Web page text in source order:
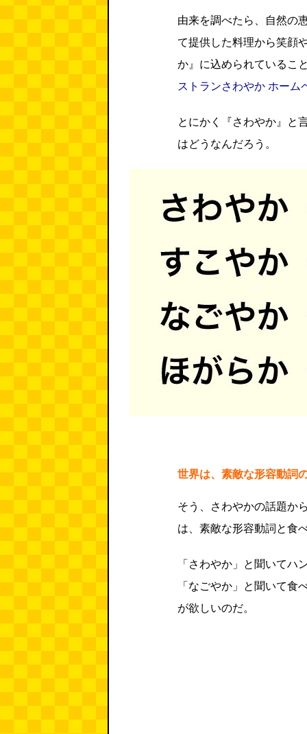
由来を調べたら、自然の
て提供した料理から笑顔
か』に込められているこ
ストランさわやか ホー
とにかく『さわやか』と
はどうなんだろう。
世界は、素敵な形容動詞
そう、さわやかの話題か
は、素敵な形容動詞と食
「さわやか」と聞いてハ
「なごやか」と聞いて食
が欲しいのだ。